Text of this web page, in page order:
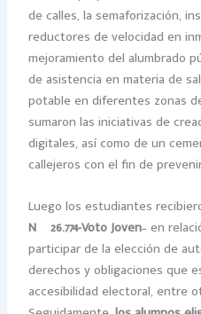
de calles, la semaforización,
reductores de velocidad en
mejoramiento del alumbrado
de asistencia en materia de
potable en diferentes zonas
sumaron las iniciativas de
digitales, así como de un
callejeros con el fin de
Luego los estudiantes
Nº 26.774-Voto Joven– en
participar de la elección de
derechos y obligaciones que
accesibilidad electoral, entre